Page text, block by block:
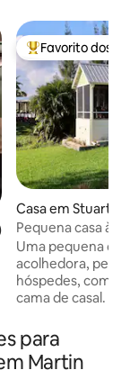
média de 4,98 em
Favoritos dos
Favorito dos
Casa em Stuart
Pequena casa à
ao golfe
Uma pequena
acolhedora,
hóspedes, com 2
cama de casal.
rodeado pela
de bicicleta,
pickleball, ténis,
para
Martin